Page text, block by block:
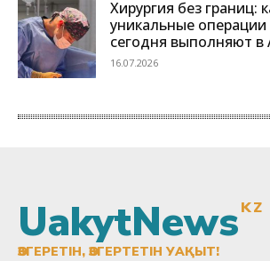
UakytNewsKZ
ӨЗГЕРЕТІН, ӨЗГЕРТЕТІН УАҚЫТ!